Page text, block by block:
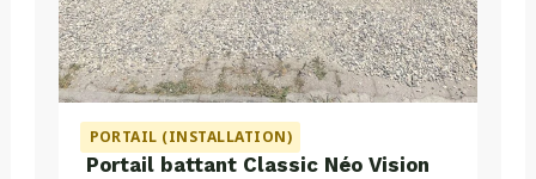
PORTAIL (INSTALLATION)
Portail battant Classic Néo Vision